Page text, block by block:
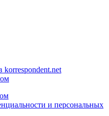
korrespondent.net
и персональных